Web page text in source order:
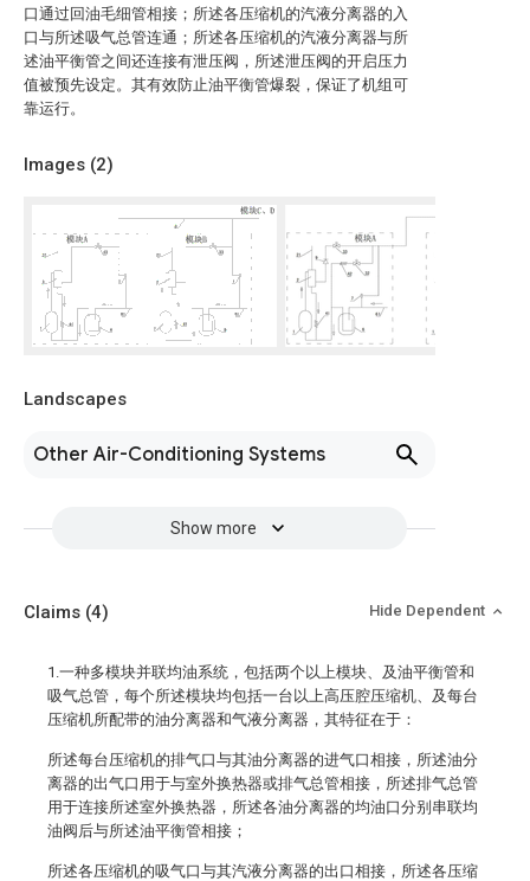
口通过回油毛细管相接；所述各压缩机的汽液分离器的入
口与所述吸气总管连通；所述各压缩机的汽液分离器与所
述油平衡管之间还连接有泄压阀，所述泄压阀的开启压力
值被预先设定。其有效防止油平衡管爆裂，保证了机组可
靠运行。
Images (2)
Landscapes
Other Air-Conditioning Systems
Show more
Claims (4) Hide Dependent
1.一种多模块并联均油系统，包括两个以上模块、及油平衡管和
吸气总管，每个所述模块均包括一台以上高压腔压缩机、及每台
压缩机所配带的油分离器和气液分离器，其特征在于：
所述每台压缩机的排气口与其油分离器的进气口相接，所述油分
离器的出气口用于与室外换热器或排气总管相接，所述排气总管
用于连接所述室外换热器，所述各油分离器的均油口分别串联均
油阀后与所述油平衡管相接；
所述各压缩机的吸气口与其汽液分离器的出口相接，所述各压缩